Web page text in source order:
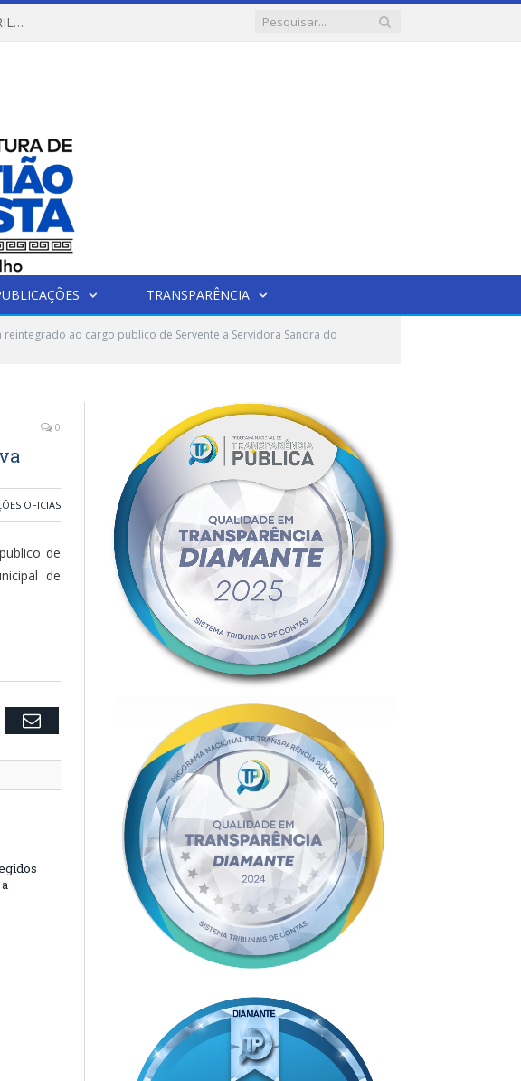
REGULAMENTO DO X CONCURSO INTERMUNICIPAL DE QUADRILHAS JUNINAS – 2026 – ARRAIÁ DA VENEZA
TRANSPARÊNCIA
reintegrado ao cargo publico de Servente a Servidora Sandra do
0
OFICIAS
de
de
Email